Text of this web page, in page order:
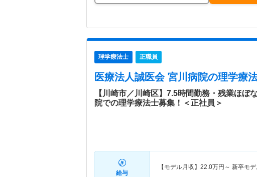
理学療法士 正職員
医療法人誠医会 宮川病院の理学療
【川崎市／川崎区】7.5時間勤務・残業ほぼ
院での理学療法士募集！＜正社員＞
給与
【モデル月収】 22.0万円～ 新卒モデ